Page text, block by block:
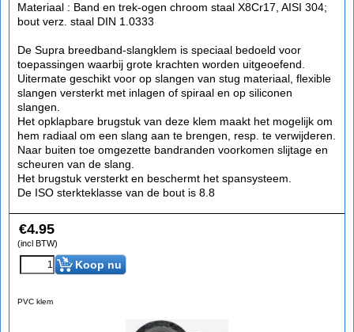
Materiaal : Band en trek-ogen chroom staal X8Cr17, AISI 304;
bout verz. staal DIN 1.0333
De Supra breedband-slangklem is speciaal bedoeld voor
toepassingen waarbij grote krachten worden uitgeoefend.
Uitermate geschikt voor op slangen van stug materiaal, flexible
slangen versterkt met inlagen of spiraal en op siliconen
slangen.
Het opklapbare brugstuk van deze klem maakt het mogelijk om
hem radiaal om een slang aan te brengen, resp. te verwijderen.
Naar buiten toe omgezette bandranden voorkomen slijtage en
scheuren van de slang.
Het brugstuk versterkt en beschermt het spansysteem.
De ISO sterkteklasse van de bout is 8.8
€4.95
(incl BTW)
Koop nu
PVC klem